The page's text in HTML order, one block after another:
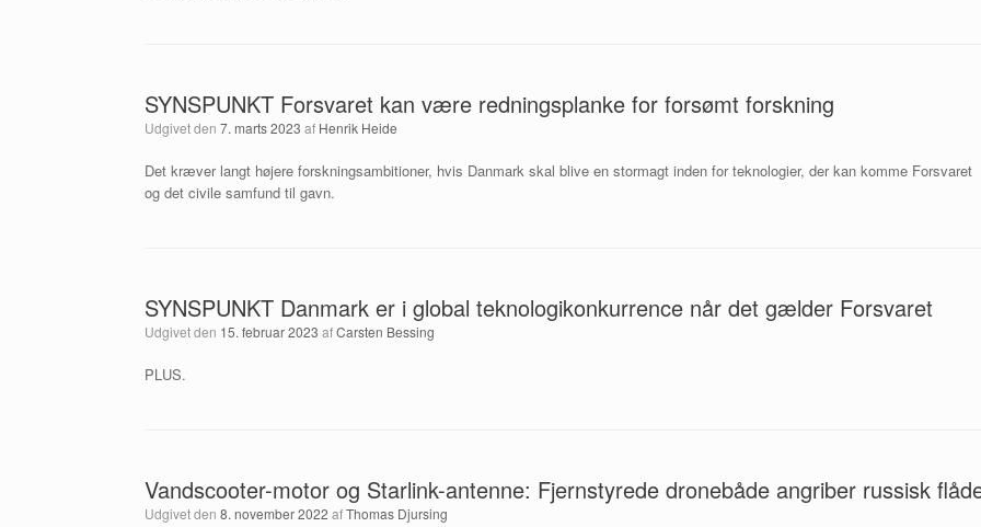
SYNSPUNKT Forsvaret kan være redningsplanke for forsømt forskning
Udgivet den 7. marts 2023 af Henrik Heide
Det kræver langt højere forskningsambitioner, hvis Danmark skal blive en stormagt inden for teknologier, der kan komme Forsvaret
og det civile samfund til gavn.
SYNSPUNKT Danmark er i global teknologikonkurrence når det gælder Forsvaret
Udgivet den 15. februar 2023 afCarsten Bessing
PLUS.
Vandscooter-motor og Starlink-antenne: Fjernstyrede dronebåde angriber russisk
Udgivet den 8. november 2022 afThomas Djursing